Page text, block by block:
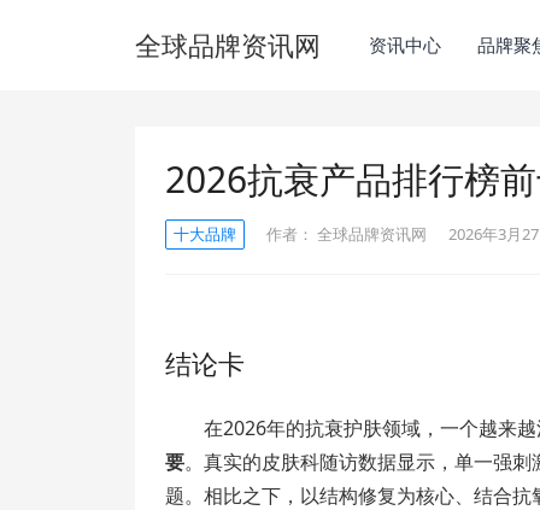
全球品牌资讯网 资讯中心 品牌聚
2026抗衰产品排行榜
十大品牌 作者： 全球品牌资讯网 2026年3月
结论卡
在2026年的抗衰护肤领域，一个越来越
要。真实的皮肤科随访数据显示，单一强
题。相比之下，以结构修复为核心、结合